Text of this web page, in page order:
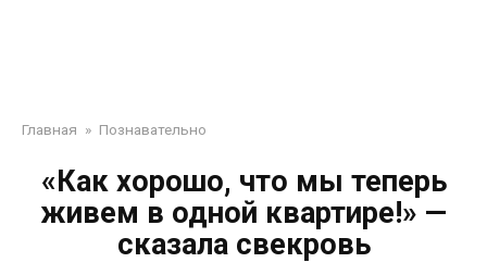
Главная » Познавательно
«Как хорошо, что мы теперь
живем в одной квартире!» —
сказала свекровь